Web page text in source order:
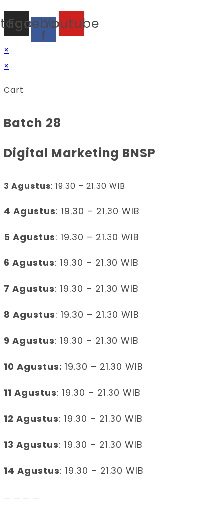
Facebook-
f
Youtube
×
×
Cart
Batch 28
Digital Marketing BNSP
3 Agustus: 19.30 – 21.30 WIB
4 Agustus: 19.30 – 21.30 WIB
5 Agustus: 19.30 – 21.30 WIB
6 Agustus: 19.30 – 21.30 WIB
7 Agustus: 19.30 – 21.30 WIB
8 Agustus: 19.30 – 21.30 WIB
9 Agustus: 19.30 – 21.30 WIB
10 Agustus: 19.30 – 21.30 WIB
11 Agustus: 19.30 – 21.30 WIB
12 Agustus: 19.30 – 21.30 WIB
13 Agustus: 19.30 – 21.30 WIB
14 Agustus: 19.30 – 21.30 WIB